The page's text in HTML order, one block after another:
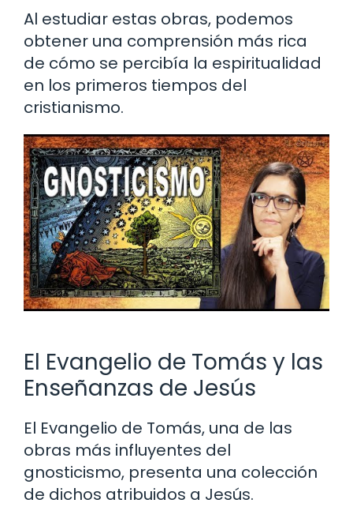
Al estudiar estas obras, podemos
obtener una comprensión más rica
de cómo se percibía la espiritualidad
en los primeros tiempos del
cristianismo.
El Evangelio de Tomás y las
Enseñanzas de Jesús
El Evangelio de Tomás, una de las
obras más influyentes del
gnosticismo, presenta una colección
de dichos atribuidos a Jesús.